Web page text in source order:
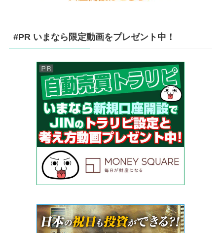
#PR いまなら限定動画をプレゼント中！